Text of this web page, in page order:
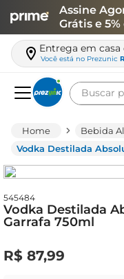
Assine
Grátis e
Entrega em
Você está no Prezunic
Buscar
Bebida
Vodka Destilada
545484
Vodka Destilada
Garrafa 750ml
R$ 87,99
leite
queijo
azeite